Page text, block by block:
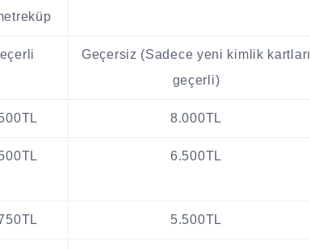
Geçersiz (Sadece yeni kimlik kartları
geçerli)
8.000TL
6.500TL
5.500TL